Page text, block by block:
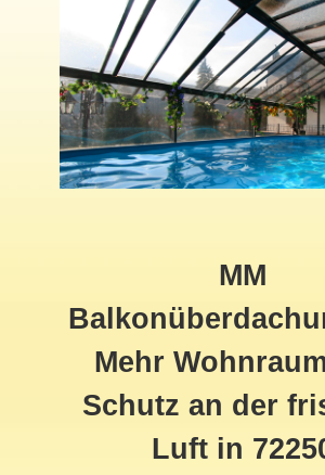
MM
Mehr
Schutz an der
Luft in